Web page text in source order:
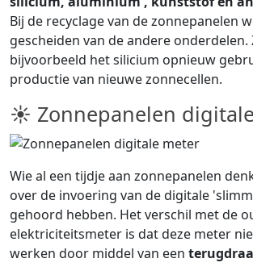
Bij de recyclage van de zonnepanelen
gescheiden van de andere
bijvoorbeeld het silicium opnieuw
productie van nieuwe zonnecellen.
☀ Zonnepanelen
Wie al een tijdje aan zonnepanelen
over de invoering van de digitale
gehoord hebben. Het verschil met de
elektriciteitsmeter is dat deze meter
werken door middel van een